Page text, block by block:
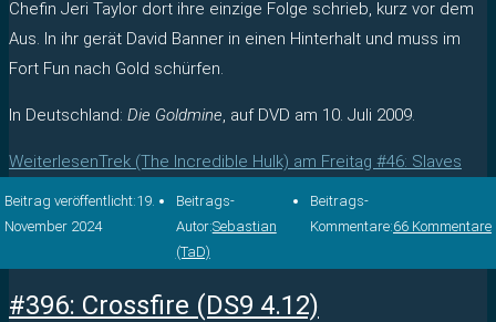
Chefin Jeri Taylor dort ihre einzige Folge schrieb, kurz vor dem
Aus. In ihr gerät David Banner in einen Hinterhalt und muss im
Fort Fun nach Gold schürfen.
In Deutschland: Die Goldmine, auf DVD am 10. Juli 2009.
WeiterlesenTrek (The Incredible Hulk) am Freitag #46: Slaves
Beitrag veröffentlicht:19.
November 2024
Beitrags-
Autor:Sebastian
(TaD)
Beitrags-
Kommentare:66 Kommentare
#396: Crossfire (DS9 4.12)